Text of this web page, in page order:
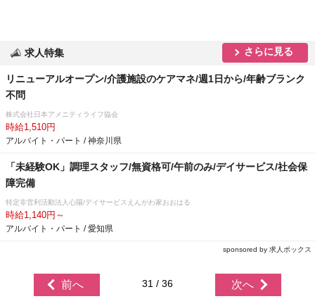
求人特集 さらに見る
リニューアルオープン/介護施設のケアマネ/週1日から/年齢ブランク
不問
株式会社日本アメニティライフ協会
時給1,510円
アルバイト・パート / 神奈川県
「未経験OK」調理スタッフ/無資格可/午前のみ/デイサービス/社会保
障完備
特定非営利活動法人心陽/デイサービスえんがわ家おおはる
時給1,140円～
アルバイト・パート / 愛知県
sponsored by 求人ボックス
前へ 31 / 36 次へ